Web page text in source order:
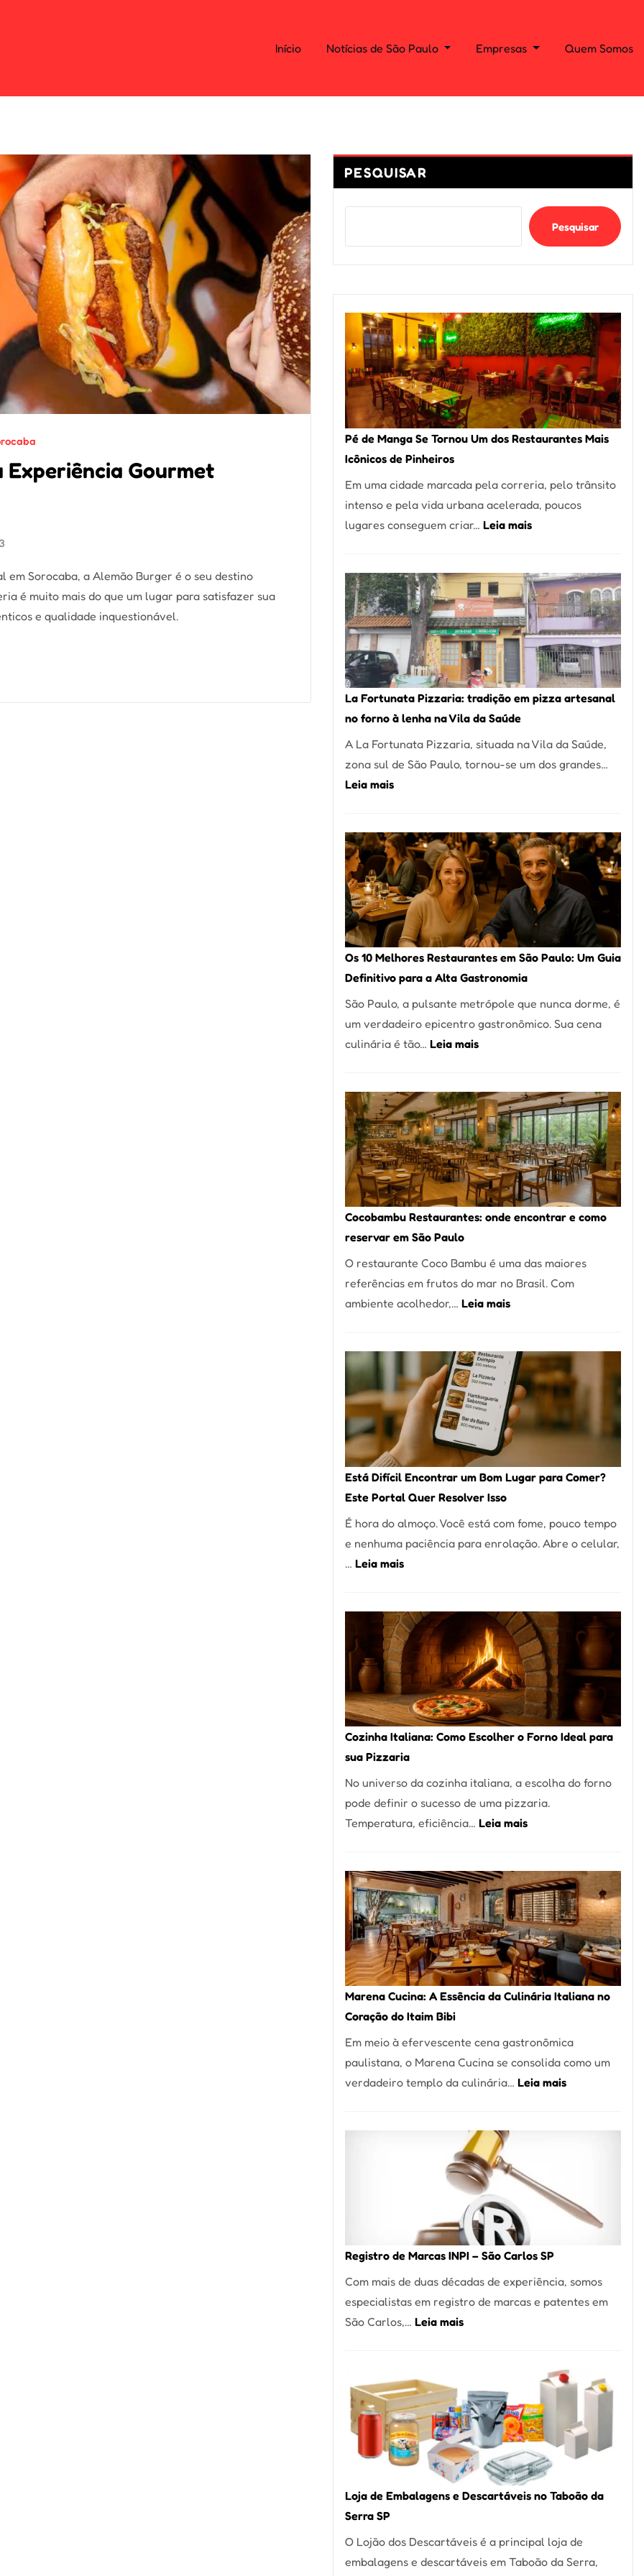
Início Notícias de São Paulo Empresas Quem Somos
Experiência Gourmet
em Sorocaba, a Alemão Burger é o seu destino
é muito mais do que um lugar para satisfazer sua
e qualidade inquestionável.
PESQUISAR
Pesquisar
Pé de Manga Se Tornou Um dos Restaurantes Mais
Icônicos de Pinheiros
Em uma cidade marcada pela correria, pelo trânsito
intenso e pela vida urbana acelerada, poucos
lugares conseguem criar… Leia mais:
Manga
Se
Tornou
Um
dos
Restaurantes
Mais
de
Pinheiros
La Fortunata Pizzaria: tradição em pizza artesanal
no forno à lenha na Vila da Saúde
A La Fortunata Pizzaria, situada na Vila da Saúde,
zona sul de São Paulo, tornou-se um dos grandes…
Leia mais:
Pizzaria:
tradição
em
pizza
artesanal
no
forno
à
lenha
na
Vila
Os 10 Melhores Restaurantes em São Paulo: Um Guia
Definitivo para a Alta Gastronomia
São Paulo, a pulsante metrópole que nunca dorme, é
um verdadeiro epicentro gastronômico. Sua cena
culinária é tão… Leia mais:
Melhores
Restaurantes
em
São
Paulo:
Um
Guia
para
a
Alta
Cocobambu Restaurantes: onde encontrar e como
reservar em São Paulo
O restaurante Coco Bambu é uma das maiores
referências em frutos do mar no Brasil. Com
ambiente acolhedor,… Leia mais:
onde
encontrar
e
como
reservar
em
São
Está Difícil Encontrar um Bom Lugar para Comer?
Este Portal Quer Resolver Isso
É hora do almoço. Você está com fome, pouco tempo
e nenhuma paciência para enrolação. Abre o celular,
… Leia mais:
Encontrar
um
Bom
Lugar
para
Comer?
Este
Portal
Quer
Resolver
Isso
Cozinha Italiana: Como Escolher o Forno Ideal para
sua Pizzaria
No universo da cozinha italiana, a escolha do forno
pode definir o sucesso de uma pizzaria.
Temperatura, eficiência… Leia mais:
Como
Escolher
o
Forno
Ideal
para
sua
Marena Cucina: A Essência da Culinária Italiana no
Coração do Itaim Bibi
Em meio à efervescente cena gastronômica
paulistana, o Marena Cucina se consolida como um
verdadeiro templo da culinária… Leia mais:
Culinária
Italiana
do
Itaim
Registro de Marcas INPI – São Carlos SP
Com mais de duas décadas de experiência, somos
especialistas em registro de marcas e patentes em
São Carlos,… Leia mais:
INPI
–
São
Carlos
SP
Loja de Embalagens e Descartáveis no Taboão da
Serra SP
O Lojão dos Descartáveis é a principal loja de
embalagens e descartáveis em Taboão da Serra,